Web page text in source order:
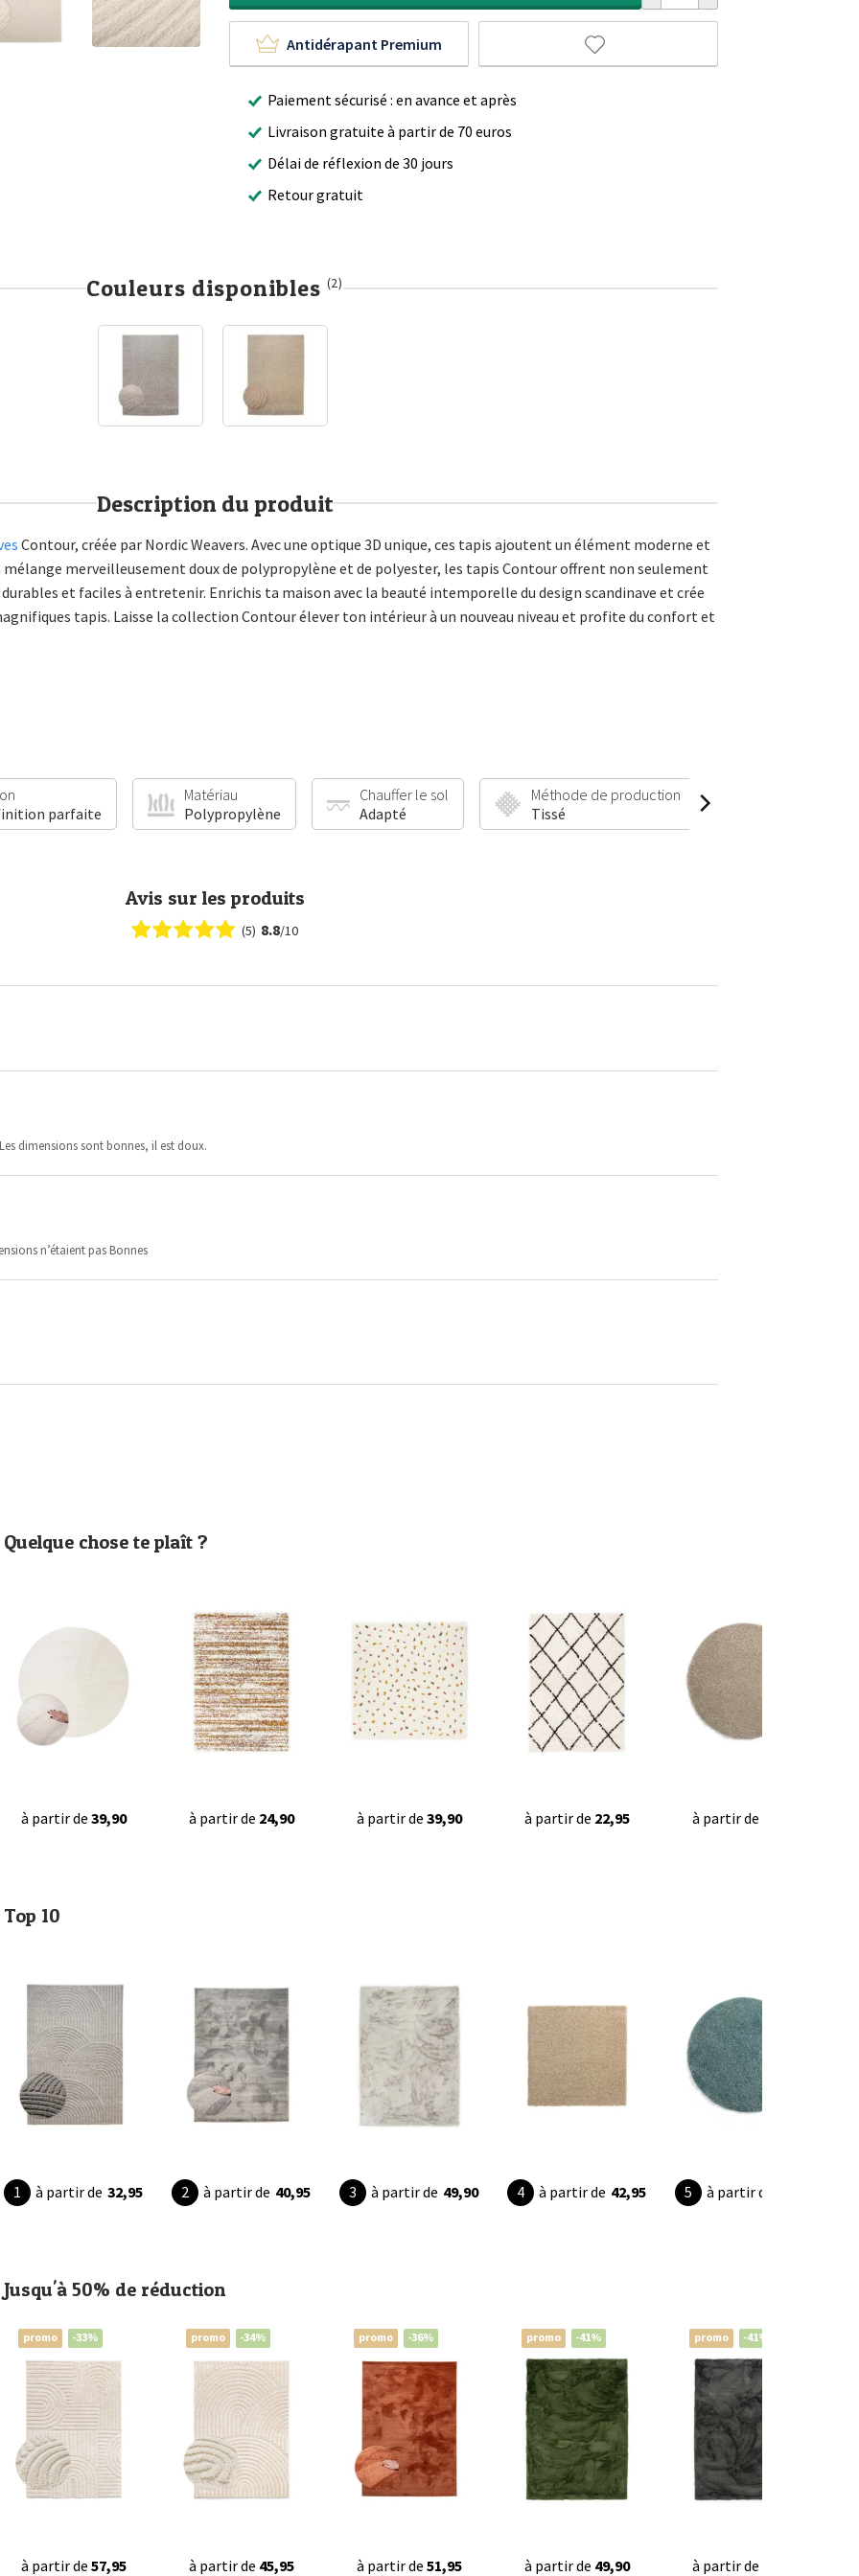
Antidérapant Premium
Paiement sécurisé : en avance et après
Livraison gratuite à partir de 70 euros
Délai de réflexion de 30 jours
Retour gratuit
Couleurs disponibles (2)
Description du produit
Contour, créée par Nordic Weavers. Avec une optique 3D unique, ces tapis ajoutent un élément moderne et
mélange merveilleusement doux de polypropylène et de polyester, les tapis Contour offrent non seulement
et faciles à entretenir. Enrichis ta maison avec la beauté intemporelle du design scandinave et crée
tapis. Laisse la collection Contour élever ton intérieur à un nouveau niveau et profite du confort et
parfaite
Matériau
Polypropylène
Chauffer le sol
Adapté
Méthode de production
Tissé
Avis sur les produits
(5) 8.8/10
dimensions sont bonnes, il est doux.
n’étaient pas Bonnes
Quelque chose te plaît ?
à partir de 39,90 à partir de 24,90 à partir de 39,90 à partir de 22,95 à partir de
Top 10
à partir de 32,95 à partir de 40,95 à partir de 49,90 à partir de 42,95 à partir de
Jusqu'à 50% de réduction
promo -33%
à partir de 57,95
promo -34%
à partir de 45,95
promo -36%
à partir de 51,95
promo -41%
à partir de 49,90
promo -41%
à partir de